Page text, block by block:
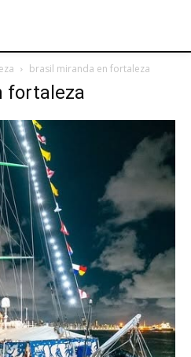
brasil miranda en fortaleza
fortaleza